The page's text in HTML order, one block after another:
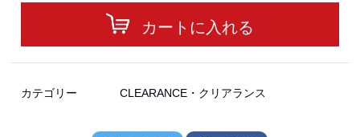
カートに入れる
カテゴリー CLEARANCE・クリアランス